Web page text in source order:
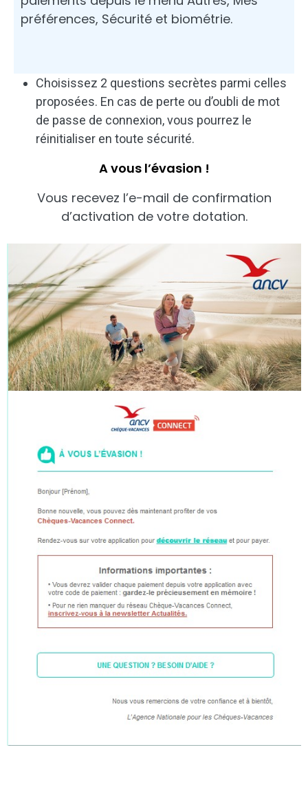
préférences, Sécurité et biométrie.
Choisissez 2 questions secrètes parmi celles
proposées. En cas de perte ou d’oubli de mot
de passe de connexion, vous pourrez le
réinitialiser en toute sécurité.
A vous l’évasion !
Vous recevez l’e-mail de confirmation
d’activation de votre dotation.